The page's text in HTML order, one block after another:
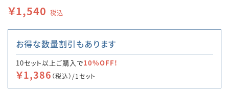
￥1,540 税込
お得な数量割引もあります
10セット以上ご購入で10%OFF!
￥1,386 （税込）/1セット